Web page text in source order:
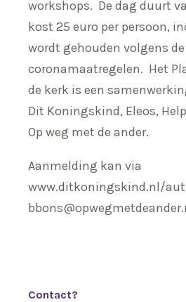
workshops. De dag duurt
kost 25 euro per persoon,
wordt gehouden volgens
coronamaatregelen. Het
de kerk is een
Dit Koningskind, Eleos,
Op weg met de ander.
Aanmelding kan via
www.ditkoningskind.nl/
Contact?